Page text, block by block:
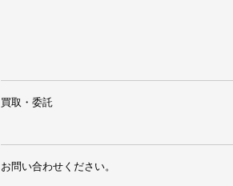
買取・委託
お問い合わせください。